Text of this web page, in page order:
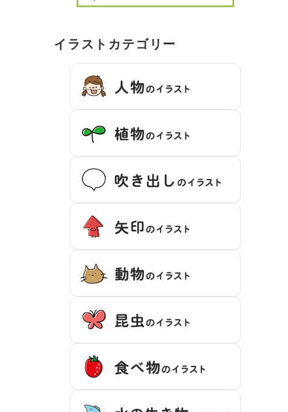
イラストカテゴリー